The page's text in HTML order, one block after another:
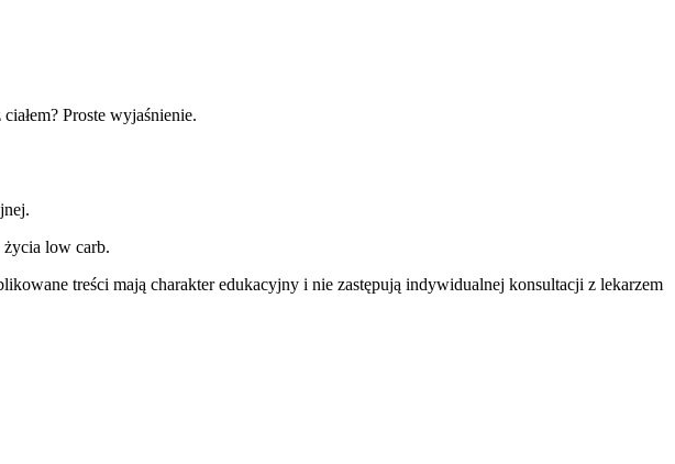
Proste wyjaśnienie.
życia low carb.
treści mają charakter edukacyjny i nie zastępują indywidualnej konsultacji z lekarzem